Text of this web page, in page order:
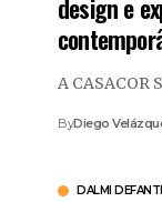
design e
A CASACOR
ByDiego
DALMI DEFANTI